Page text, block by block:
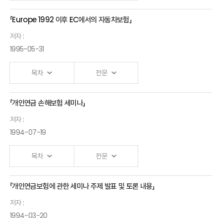
「Europe 1992 이후 EC에서의 자동차보험」
저자 :
1995-05-31
목차 전문
「개인연금 손해보험 세미나」
저자 :
1994-07-19
목차 전문
「개인연금보험에 관한 세미나 주제 발표 및 토론 내용」
저자 :
1994-03-20